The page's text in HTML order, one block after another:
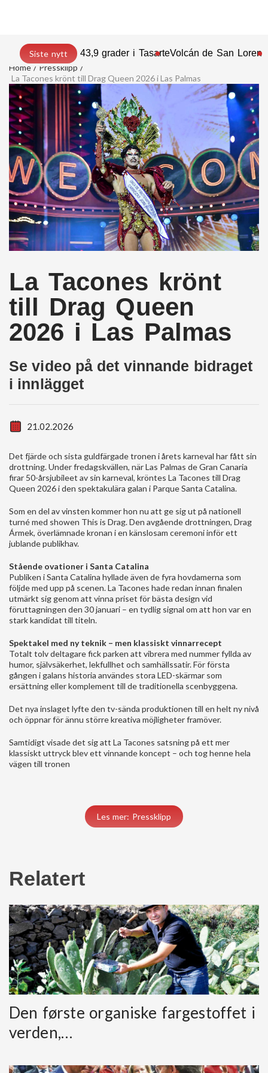
Siste nytt 43,9 grader i TasarteVolcán de San
Home
Pressklipp
La Tacones krönt till Drag Queen 2026 i Las Palmas
La Tacones krönt
till Drag Queen
2026 i Las Palmas
Se video på det vinnande bidraget
i innlägget
21.02.2026
Det fjärde och sista guldfärgade tronen i årets karneval har fått sin
drottning. Under fredagskvällen, när Las Palmas de Gran Canaria
firar 50-årsjubileet av sin karneval, kröntes La Tacones till Drag
Queen 2026 i den spektakulära galan i Parque Santa Catalina.
Som en del av vinsten kommer hon nu att ge sig ut på nationell
turné med showen This is Drag. Den avgående drottningen, Drag
Ármek, överlämnade kronan i en känslosam ceremoni inför ett
jublande publikhav.
Stående ovationer i Santa Catalina
Publiken i Santa Catalina hyllade även de fyra hovdamerna som
följde med upp på scenen. La Tacones hade redan innan finalen
utmärkt sig genom att vinna priset för bästa design vid
föruttagningen den 30 januari – en tydlig signal om att hon var en
stark kandidat till titeln.
Spektakel med ny teknik – men klassiskt vinnarrecept
Totalt tolv deltagare fick parken att vibrera med nummer fyllda av
humor, självsäkerhet, lekfullhet och samhällssatir. För första
gången i galans historia användes stora LED-skärmar som
ersättning eller komplement till de traditionella scenbyggena.
Det nya inslaget lyfte den tv-sända produktionen till en helt ny nivå
och öppnar för ännu större kreativa möjligheter framöver.
Samtidigt visade det sig att La Tacones satsning på ett mer
klassiskt uttryck blev ett vinnande koncept – och tog henne hela
vägen till tronen
Les mer: Pressklipp
Relatert
Den første organiske fargestoffet i
verden,…